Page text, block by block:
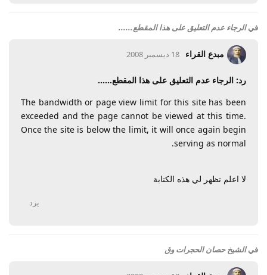
فيالرجاء عدم التعليق على هذا المقطع......
مبدع القراء 18 ديسمبر 2008
رد: الرجاء عدم التعليق على هذا المقطع......
The bandwidth or page view limit for this site has been
exceeded and the page cannot be viewed at this time.
Once the site is below the limit, it will once again begin
serving as normal.
لا اعلم تظهر لي هذه الكتابة
يرد
فيالشيخ حصان الحجرات وق